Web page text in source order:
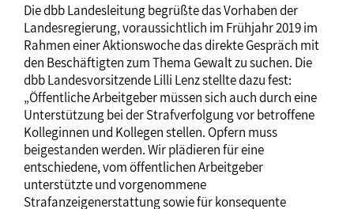
Die dbb Landesleitung begrüßte das Vorhaben der
Landesregierung, voraussichtlich im Frühjahr 2019 im
Rahmen einer Aktionswoche das direkte Gespräch mit
den Beschäftigten zum Thema Gewalt zu suchen. Die
dbb Landesvorsitzende Lilli Lenz stellte dazu fest:
„Öffentliche Arbeitgeber müssen sich auch durch eine
Unterstützung bei der Strafverfolgung vor betroffene
Kolleginnen und Kollegen stellen. Opfern muss
beigestanden werden. Wir plädieren für eine
entschiedene, vom öffentlichen Arbeitgeber
unterstützte und vorgenommene
Strafanzeigenerstattung sowie für konsequente